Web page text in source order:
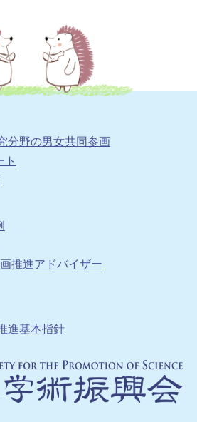
分野の男女共同参画
ト
推進アドバイザー
進基本指針